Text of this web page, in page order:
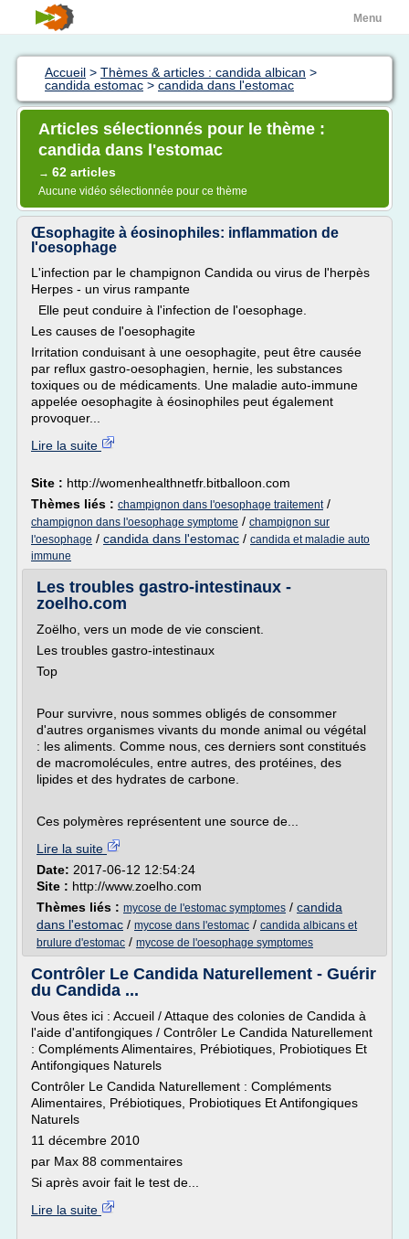
Menu
Accueil > Thèmes & articles : candida albican >
candida estomac > candida dans l'estomac
Articles sélectionnés pour le thème :
candida dans l'estomac
→ 62 articles
Aucune vidéo sélectionnée pour ce thème
Œsophagite à éosinophiles: inflammation de
l'oesophage
L'infection par le champignon Candida ou virus de l'herpès
Herpes - un virus rampante
Elle peut conduire à l'infection de l'oesophage.
Les causes de l'oesophagite
Irritation conduisant à une oesophagite, peut être causée
par reflux gastro-oesophagien, hernie, les substances
toxiques ou de médicaments. Une maladie auto-immune
appelée oesophagite à éosinophiles peut également
provoquer...
Lire la suite
Site : http://womenhealthnetfr.bitballoon.com
Thèmes liés : champignon dans l'oesophage traitement/
champignon dans l'oesophage symptome / champignon sur
l'oesophage / candida dans l'estomac / candida et maladie auto
immune
Les troubles gastro-intestinaux -
zoelho.com
Zoëlho, vers un mode de vie conscient.
Les troubles gastro-intestinaux
Top
Pour survivre, nous sommes obligés de consommer
d'autres organismes vivants du monde animal ou végétal
: les aliments. Comme nous, ces derniers sont constitués
de macromolécules, entre autres, des protéines, des
lipides et des hydrates de carbone.
Ces polymères représentent une source de...
Lire la suite
Date: 2017-06-12 12:54:24
Site : http://www.zoelho.com
Thèmes liés : mycose de l'estomac symptomes / candida
dans l'estomac / mycose dans l'estomac / candida albicans et
brulure d'estomac / mycose de l'oesophage symptomes
Contrôler Le Candida Naturellement - Guérir
du Candida ...
Vous êtes ici : Accueil / Attaque des colonies de Candida à
l'aide d'antifongiques / Contrôler Le Candida Naturellement
: Compléments Alimentaires, Prébiotiques, Probiotiques Et
Antifongiques Naturels
Contrôler Le Candida Naturellement : Compléments
Alimentaires, Prébiotiques, Probiotiques Et Antifongiques
Naturels
11 décembre 2010
par Max 88 commentaires
Si après avoir fait le test de...
Lire la suite